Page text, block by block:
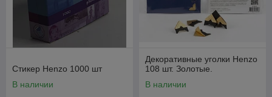
Стикер Henzo 1000 шт
В наличии
Декоративные уголки Henzo
108 шт. Золотые.
В наличии